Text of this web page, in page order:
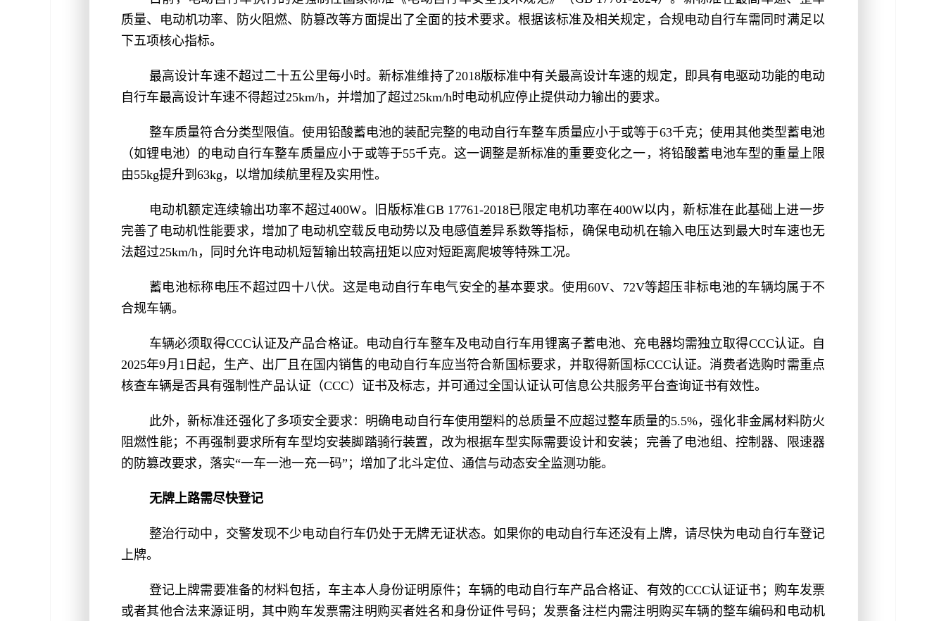
质量、电动机功率、防火阻燃、防篡改等方面提出了全面的技术要求。根据该标准及相关规定，合规电动自行车需同时满足以
下五项核心指标。
最高设计车速不超过二十五公里每小时。新标准维持了2018版标准中有关最高设计车速的规定，即具有电驱动功能的电动
自行车最高设计车速不得超过25km/h，并增加了超过25km/h时电动机应停止提供动力输出的要求。
整车质量符合分类型限值。使用铅酸蓄电池的装配完整的电动自行车整车质量应小于或等于63千克；使用其他类型蓄电池
（如锂电池）的电动自行车整车质量应小于或等于55千克。这一调整是新标准的重要变化之一，将铅酸蓄电池车型的重量上限
由55kg提升到63kg，以增加续航里程及实用性。
电动机额定连续输出功率不超过400W。旧版标准GB 17761-2018已限定电机功率在400W以内，新标准在此基础上进一步
完善了电动机性能要求，增加了电动机空载反电动势以及电感值差异系数等指标，确保电动机在输入电压达到最大时车速也无
法超过25km/h，同时允许电动机短暂输出较高扭矩以应对短距离爬坡等特殊工况。
蓄电池标称电压不超过四十八伏。这是电动自行车电气安全的基本要求。使用60V、72V等超压非标电池的车辆均属于不
合规车辆。
车辆必须取得CCC认证及产品合格证。电动自行车整车及电动自行车用锂离子蓄电池、充电器均需独立取得CCC认证。自
2025年9月1日起，生产、出厂且在国内销售的电动自行车应当符合新国标要求，并取得新国标CCC认证。消费者选购时需重点
核查车辆是否具有强制性产品认证（CCC）证书及标志，并可通过全国认证认可信息公共服务平台查询证书有效性。
此外，新标准还强化了多项安全要求：明确电动自行车使用塑料的总质量不应超过整车质量的5.5%，强化非金属材料防火
阻燃性能；不再强制要求所有车型均安装脚踏骑行装置，改为根据车型实际需要设计和安装；完善了电池组、控制器、限速器
的防篡改要求，落实“一车一池一充一码”；增加了北斗定位、通信与动态安全监测功能。
无牌上路需尽快登记
整治行动中，交警发现不少电动自行车仍处于无牌无证状态。如果你的电动自行车还没有上牌，请尽快为电动自行车登记
上牌。
登记上牌需要准备的材料包括，车主本人身份证明原件；车辆的电动自行车产品合格证、有效的CCC认证证书；购车发票
或者其他合法来源证明，其中购车发票需注明购买者姓名和身份证件号码；发票备注栏内需注明购买车辆的整车编码和电动机